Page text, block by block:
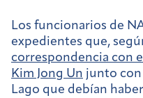
Los funcionarios de
expedientes que,
correspondencia con
Kim Jong Un junto
Lago que debían